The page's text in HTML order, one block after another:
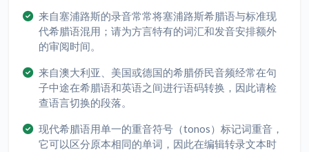
来自塞浦路斯的录音常常将塞浦路斯希腊语与标准现
代希腊语混用；请为方言特有的词汇和发音安排额外
的审阅时间。
来自澳大利亚、美国或德国的希腊侨民音频经常在句
子中途在希腊语和英语之间进行语码转换，因此请检
查语言切换的段落。
现代希腊语用单一的重音符号（tonos）标记词重音，
它可以区分原本相同的单词，因此在编辑转录文本时